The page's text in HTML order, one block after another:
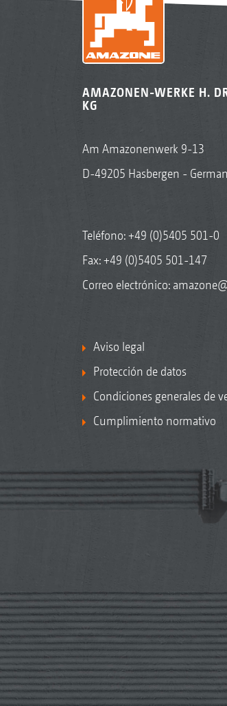
AMAZONEN-WERKE H.
KG
Am Amazonenwerk 9-13
D-49205 Hasbergen -
Teléfono:+49 (0)5405 501-0
Fax: +49 (0)5405 501-147
Correo electrónico:
Aviso legal
Protección de datos
Condiciones generales de
Cumplimiento normativo